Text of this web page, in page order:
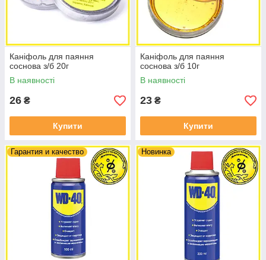
Каніфоль для паяння
соснова з/б 20г
В наявності
26 ₴
Купити
Каніфоль для паяння
соснова з/б 10г
В наявності
23 ₴
Купити
Гарантия и качество Новинка